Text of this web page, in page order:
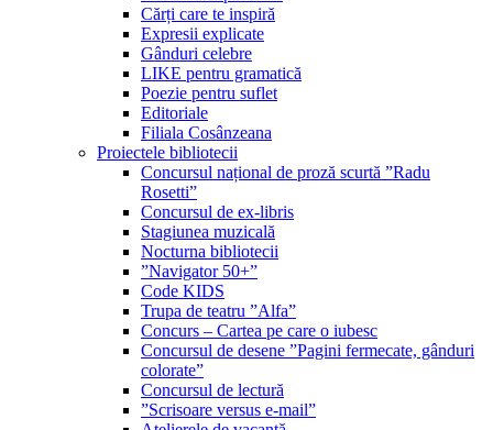
Cărți care te inspiră
Expresii explicate
Gânduri celebre
LIKE pentru gramatică
Poezie pentru suflet
Editoriale
Filiala Cosânzeana
Proiectele bibliotecii
Concursul național de proză scurtă ”Radu
Rosetti”
Concursul de ex-libris
Stagiunea muzicală
Nocturna bibliotecii
”Navigator 50+”
Code KIDS
Trupa de teatru ”Alfa”
Concurs – Cartea pe care o iubesc
Concursul de desene ”Pagini fermecate, gânduri
colorate”
Concursul de lectură
”Scrisoare versus e-mail”